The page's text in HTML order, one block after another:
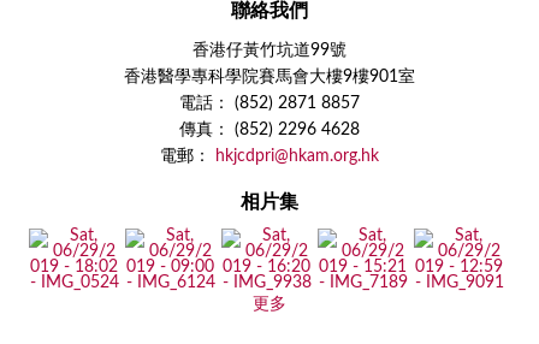
聯絡我們
香港仔黃竹坑道99號
香港醫學專科學院賽馬會大樓9樓901室
電話： (852) 2871 8857
傳真： (852) 2296 4628
電郵：
hkjcdpri@hkam.org.hk
相片集
更多